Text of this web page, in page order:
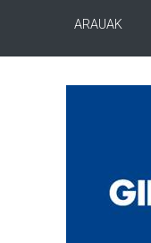
ARAUAK